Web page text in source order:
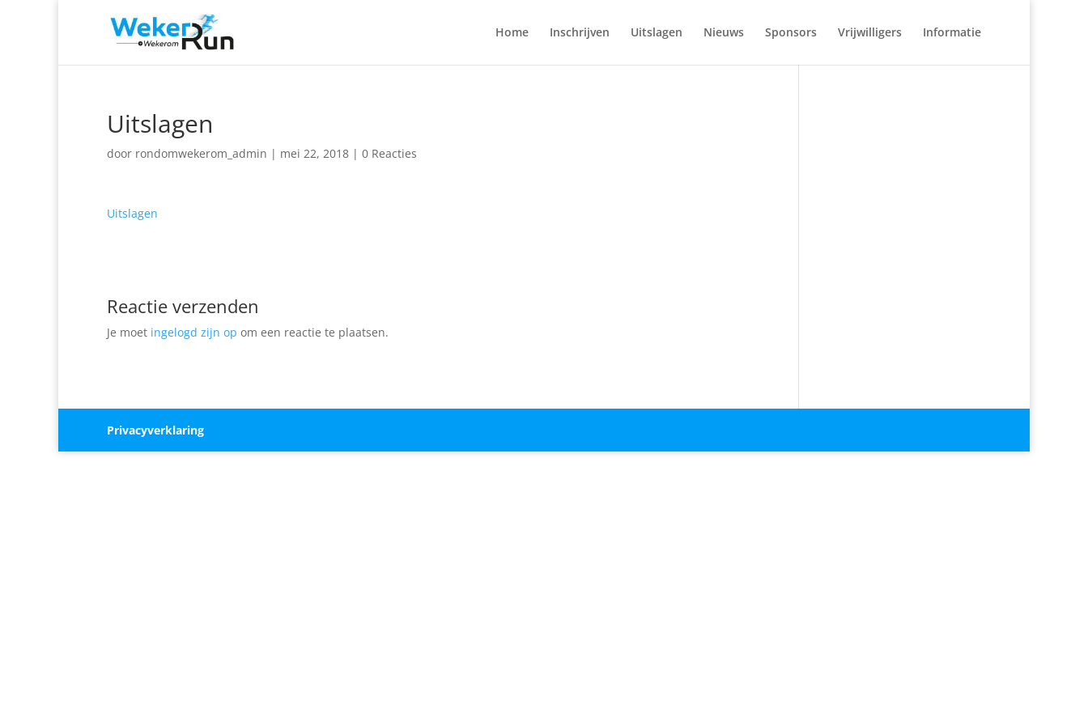
Home Inschrijven Uitslagen Nieuws Sponsors Vrijwilligers Informatie
Uitslagen
door rondomwekerom_admin | mei 22, 2018 | 0 Reacties
Uitslagen
Reactie verzenden
Je moet ingelogd zijn op om een reactie te plaatsen.
Privacyverklaring